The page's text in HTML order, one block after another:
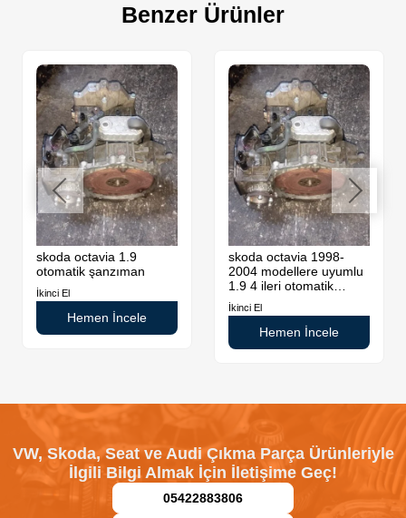
Benzer Ürünler
skoda octavia 1.9
otomatik şanzıman
İkinci El
Hemen İncele
skoda octavia 1998-
2004 modellere uyumlu
1.9 4 ileri otomatik
şanzıman
İkinci El
Hemen İncele
VW, Skoda, Seat ve Audi Çıkma Parça Ürünleriyle
İlgili Bilgi Almak İçin İletişime Geç!
05422883806